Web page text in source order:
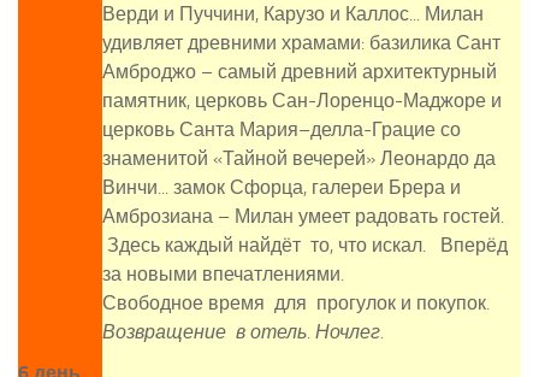
Верди и Пуччини, Карузо и Каллос... Милан
удивляет древними храмами: базилика Сант
Амброджо – самый древний архитектурный
памятник, церковь Сан-Лоренцо-Маджоре и
церковь Санта Мария–делла-Грацие со
знаменитой «Тайной вечерей» Леонардо да
Винчи... замок Сфорца, галереи Брера и
Амброзиана – Милан умеет радовать гостей.
Здесь каждый найдёт то, что искал. Вперёд
за новыми впечатлениями.
Свободное время для прогулок и покупок.
Возвращение в отель. Ночлег.